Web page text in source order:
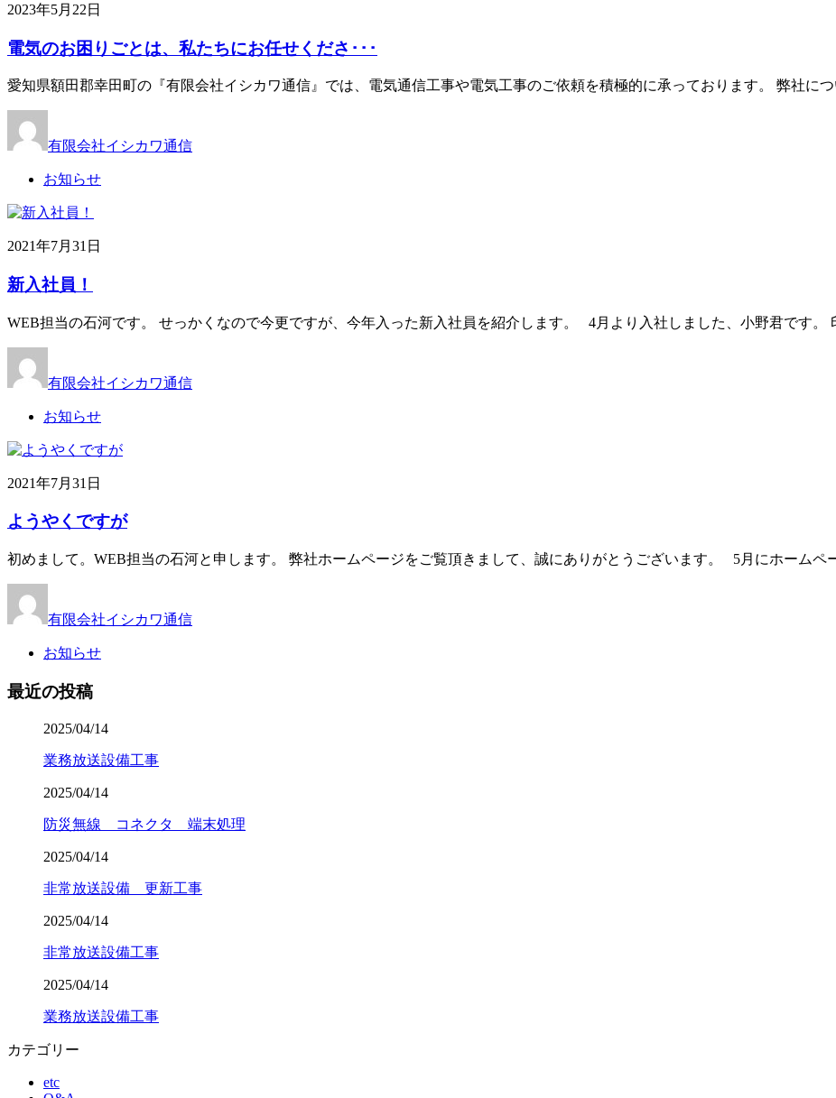
2023年5月22日
電気のお困りごとは、私たちにお任せくださ･･･
愛知県額田郡幸田町の『有限会社イシカワ通信』では、電気通信工事や電気工事のご依頼を積極的に承っております。 弊社に
有限会社イシカワ通信
お知らせ
2021年7月31日
新入社員！
WEB担当の石河です。 せっかくなので今更ですが、今年入った新入社員を紹介します。 4月より入社しました、小野君です。
有限会社イシカワ通信
お知らせ
2021年7月31日
ようやくですが
初めまして。WEB担当の石河と申します。 弊社ホームページをご覧頂きまして、誠にありがとうございます。 5月にホームペ
有限会社イシカワ通信
お知らせ
最近の投稿
2025/04/14
業務放送設備工事
2025/04/14
防災無線 コネクタ 端末処理
2025/04/14
非常放送設備 更新工事
2025/04/14
非常放送設備工事
2025/04/14
業務放送設備工事
カテゴリー
etc